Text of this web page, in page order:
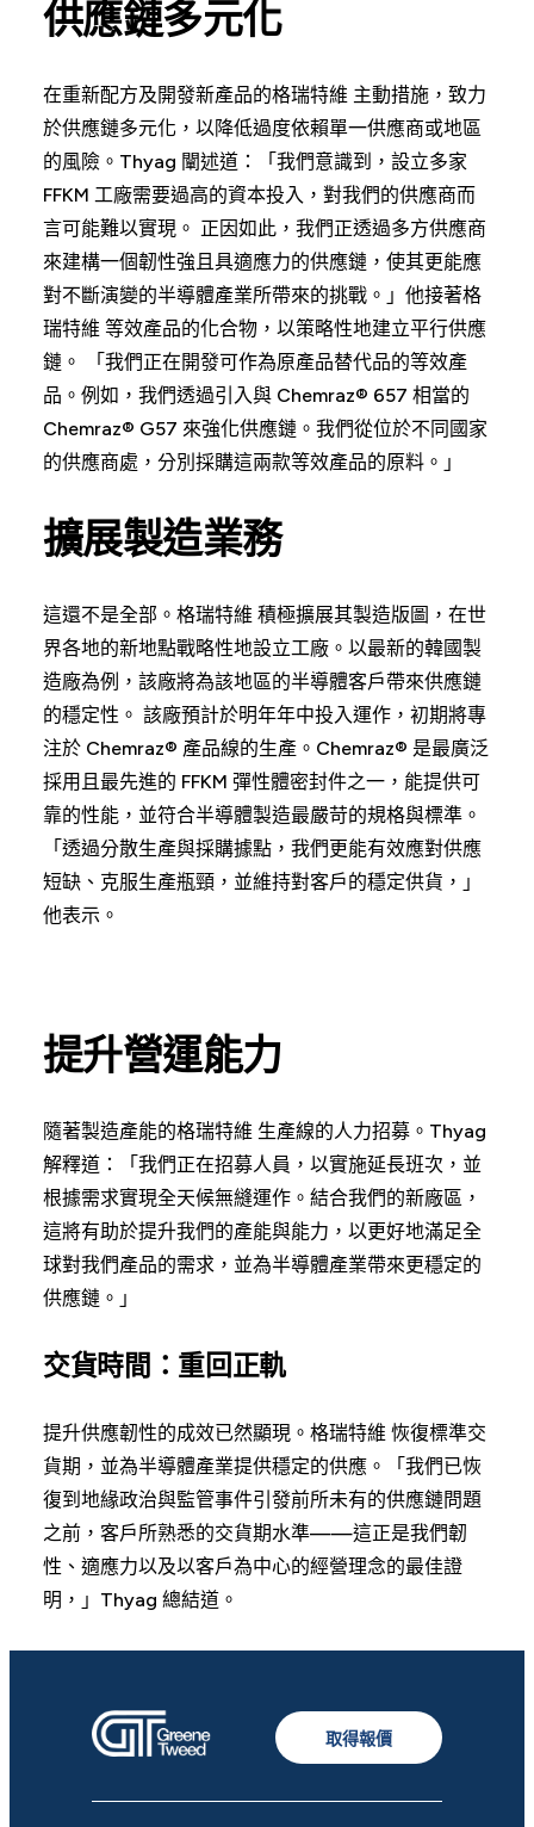
供應鏈多元化
在重新配方及開發新產品的格瑞特維 主動措施，致力
於供應鏈多元化，以降低過度依賴單一供應商或地區
的風險。Thyag 闡述道：「我們意識到，設立多家
FFKM 工廠需要過高的資本投入，對我們的供應商而
言可能難以實現。 正因如此，我們正透過多方供應商
來建構一個韌性強且具適應力的供應鏈，使其更能應
對不斷演變的半導體產業所帶來的挑戰。」他接著格
瑞特維 等效產品的化合物，以策略性地建立平行供應
鏈。 「我們正在開發可作為原產品替代品的等效產
品。例如，我們透過引入與 Chemraz® 657 相當的
Chemraz® G57 來強化供應鏈。我們從位於不同國家
的供應商處，分別採購這兩款等效產品的原料。」
擴展製造業務
這還不是全部。格瑞特維 積極擴展其製造版圖，在世
界各地的新地點戰略性地設立工廠。以最新的韓國製
造廠為例，該廠將為該地區的半導體客戶帶來供應鏈
的穩定性。 該廠預計於明年年中投入運作，初期將專
注於 Chemraz® 產品線的生產。Chemraz® 是最廣泛
採用且最先進的 FFKM 彈性體密封件之一，能提供可
靠的性能，並符合半導體製造最嚴苛的規格與標準。
「透過分散生產與採購據點，我們更能有效應對供應
短缺、克服生產瓶頸，並維持對客戶的穩定供貨，」
他表示。
提升營運能力
隨著製造產能的格瑞特維 生產線的人力招募。Thyag
解釋道：「我們正在招募人員，以實施延長班次，並
根據需求實現全天候無縫運作。結合我們的新廠區，
這將有助於提升我們的產能與能力，以更好地滿足全
球對我們產品的需求，並為半導體產業帶來更穩定的
供應鏈。」
交貨時間：重回正軌
提升供應韌性的成效已然顯現。格瑞特維 恢復標準交
貨期，並為半導體產業提供穩定的供應。「我們已恢
復到地緣政治與監管事件引發前所未有的供應鏈問題
之前，客戶所熟悉的交貨期水準——這正是我們韌
性、適應力以及以客戶為中心的經營理念的最佳證
明，」Thyag 總結道。
取得報價